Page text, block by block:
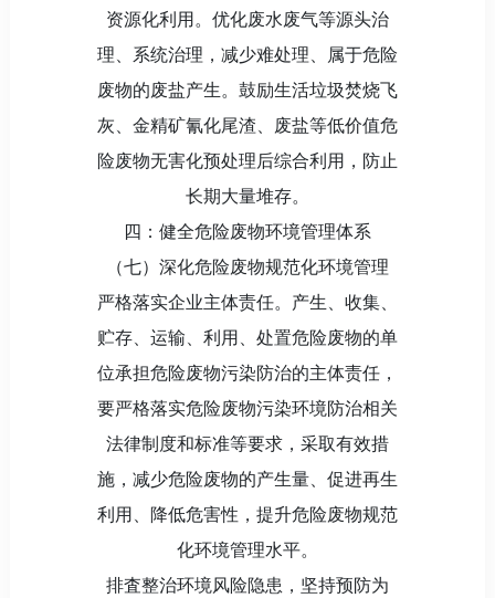
资源化利用。优化废水废气等源头治
理、系统治理，减少难处理、属于危险
废物的废盐产生。鼓励生活垃圾焚烧飞
灰、金精矿氰化尾渣、废盐等低价值危
险废物无害化预处理后综合利用，防止
长期大量堆存。
四：健全危险废物环境管理体系
（七）深化危险废物规范化环境管理
严格落实企业主体责任。产生、收集、
贮存、运输、利用、处置危险废物的单
位承担危险废物污染防治的主体责任，
要严格落实危险废物污染环境防治相关
法律制度和标准等要求，采取有效措
施，减少危险废物的产生量、促进再生
利用、降低危害性，提升危险废物规范
化环境管理水平。
排査整治环境风险隐患，坚持预防为